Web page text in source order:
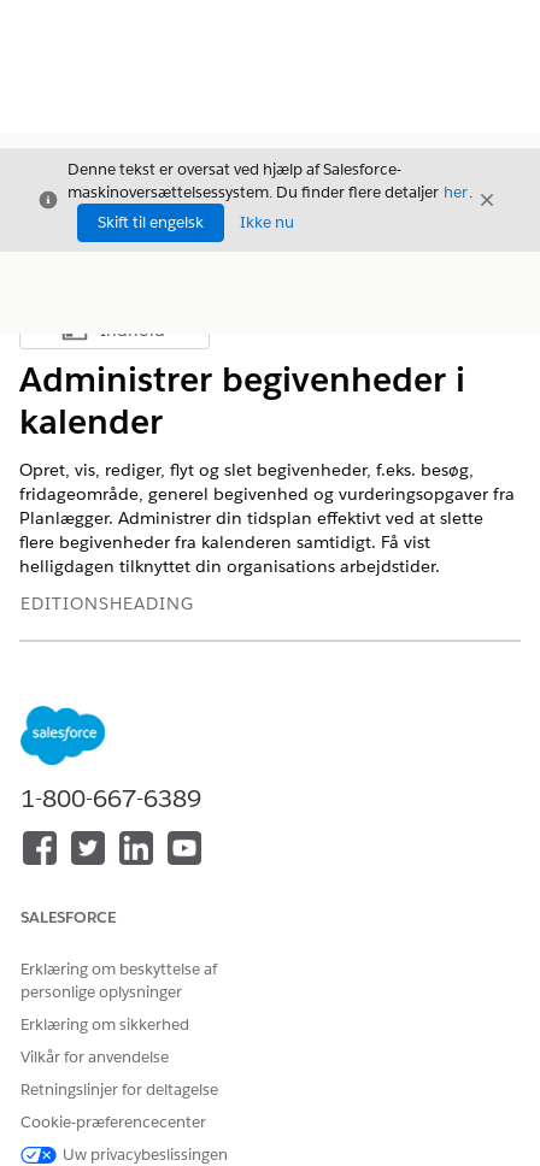
Luk
Denne tekst er oversat ved hjælp af Salesforce-
maskinoversættelsessystem. Du finder flere detaljer her.
Skift til engelsk
Ikke nu
Luk
Vis indholdsfortegnelse
Indhold
Administrer begivenheder i
kalender
Opret, vis, rediger, flyt og slet begivenheder, f.eks. besøg,
fridageområde, generel begivenhed og vurderingsopgaver fra
Planlægger. Administrer din tidsplan effektivt ved at slette
flere begivenheder fra kalenderen samtidigt. Få vist
helligdagen tilknyttet din organisations arbejdstider.
EDITIONSHEADING
Tilgængelig i:
Sciences Cloud, Life Sciences Cloud for Customer
Engagement-tilføjelsesprogramlicens og den
administrerede pakke Life Sciences Customer Engagement.
1-800-667-6389
SALESFORCE
Erklæring om beskyttelse af
personlige oplysninger
Erklæring om sikkerhed
Vilkår for anvendelse
Retningslinjer for deltagelse
Cookie-præferencecenter
Uw privacybeslissingen